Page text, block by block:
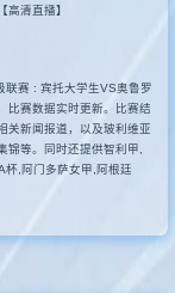
清直播】
联赛 : 宾托大学生VS奥鲁罗
比赛数据实时更新。比赛结
关新闻报道，以及玻利维亚
锦等。同时还提供智利甲,
,阿门多萨女甲,阿根廷